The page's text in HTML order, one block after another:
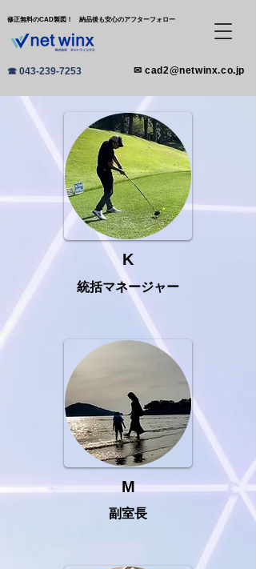
​修正無料のCAD製図！ 納品後も安心のアフターフォロー
☎ 043-239-7253 ✉ cad2@netwinx.co.jp
K
統括マネージャー
M
副室長